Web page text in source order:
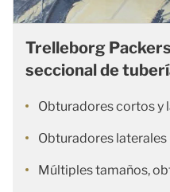
Trelleborg
seccional de
Obturadores cortos y
Obturadores laterales
Múltiples tamaños,